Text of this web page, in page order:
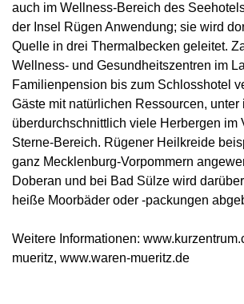
auch im Wellness-Bereich des
der Insel Rügen Anwendung; sie wird
Quelle in drei Thermalbecken geleitet.
Wellness- und Gesundheitszentren im
Familienpension bis zum Schlosshotel
Gäste mit natürlichen Ressourcen, unter
überdurchschnittlich viele Herbergen im
Sterne-Bereich. Rügener Heilkreide
ganz Mecklenburg-Vorpommern
Doberan und bei Bad Sülze wird
heiße Moorbäder oder -packungen
Weitere Informationen:
mueritz, www.waren-mueritz.de